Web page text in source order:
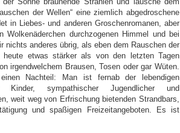
der Wellen“ eine ziemlich abgedroschene
in Liebes- und anderen Groschenromanen, aber
durchzogenen Himmel und bei
nichts anderes übrig, als eben dem Rauschen der
etwas stärker als von den letzten Tagen
irgendwelchem Brausen, Tosen oder gar Wüten.
Nachteil: Man ist fernab der lebendigen
Kinder, sympathischer Jugendlicher und
weit weg von Erfrischung bietenden Strandbars,
und spaßigen Freizeitangeboten. Es ist